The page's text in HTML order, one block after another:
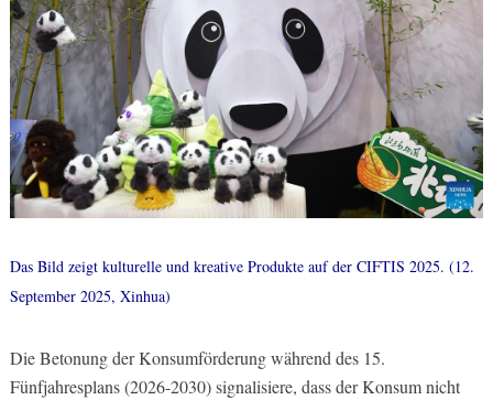
Das Bild zeigt kulturelle und kreative Produkte auf der CIFTIS 2025. (12.
September 2025, Xinhua)
Die Betonung der Konsumförderung während des 15.
Fünfjahresplans (2026-2030) signalisiere, dass der Konsum nicht